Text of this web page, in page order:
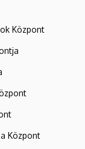
Központ
Központ